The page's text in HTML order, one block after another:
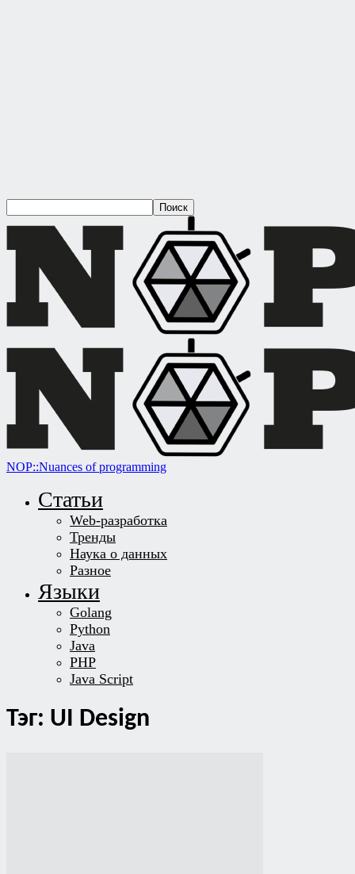
NOP::Nuances of programming
Статьи
Web-разработка
Тренды
Наука о данных
Разное
Языки
Golang
Python
Java
PHP
Java Script
Тэг: UI Design